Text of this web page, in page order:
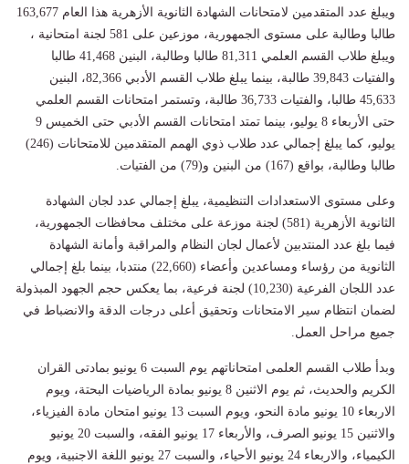
ويبلغ عدد المتقدمين لامتحانات الشهادة الثانوية الأزهرية هذا العام 163,677
طالبا وطالبة على مستوى الجمهورية، موزعين على 581 لجنة امتحانية ،
ويبلغ طلاب القسم العلمي 81,311 طالبا وطالبة، البنين 41,468 طالبا
والفتيات 39,843 طالبة، بينما يبلغ طلاب القسم الأدبي 82,366، البنين
45,633 طالبا، والفتيات 36,733 طالبة، وتستمر امتحانات القسم العلمي
حتى الأربعاء 8 يوليو، بينما تمتد امتحانات القسم الأدبي حتى الخميس 9
يوليو، كما يبلغ إجمالي عدد طلاب ذوي الهمم المتقدمين للامتحانات (246)
طالبا وطالبة، بواقع (167) من البنين و(79) من الفتيات.
وعلى مستوى الاستعدادات التنظيمية، يبلغ إجمالي عدد لجان الشهادة
الثانوية الأزهرية (581) لجنة موزعة على مختلف محافظات الجمهورية،
فيما بلغ عدد المنتدبين لأعمال لجان النظام والمراقبة وأمانة الشهادة
الثانوية من رؤساء ومساعدين وأعضاء (22,660) منتدبا، بينما بلغ إجمالي
عدد اللجان الفرعية (10,230) لجنة فرعية، بما يعكس حجم الجهود المبذولة
لضمان انتظام سير الامتحانات وتحقيق أعلى درجات الدقة والانضباط في
جميع مراحل العمل.
وبدأ طلاب القسم العلمى امتحاناتهم يوم السبت 6 يونيو بمادتى القران
الكريم والحديث، ثم يوم الاثنين 8 يونيو بمادة الرياضيات البحتة، ويوم
الاربعاء 10 يونيو مادة النحو، ويوم السبت 13 يونيو امتحان مادة الفيزياء،
والاثنين 15 يونيو الصرف، والأربعاء 17 يونيو الفقه، والسبت 20 يونيو
الكيمياء، والاربعاء 24 يونيو الأحياء، والسبت 27 يونيو اللغة الاجنبية، ويوم